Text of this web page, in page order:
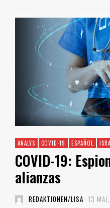
ANALYS COVID-19 ESPAÑOL
COVID-19:
alianzas
REDAKTIONEN/LISA 13